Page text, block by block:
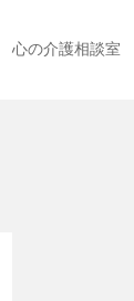
心の介護相談室